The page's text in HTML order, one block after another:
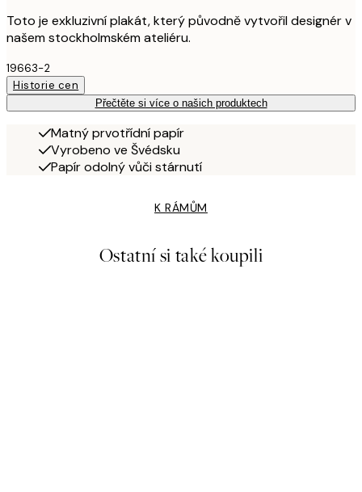
Toto je exkluzivní plakát, který původně vytvořil designér v
našem stockholmském ateliéru.
19663-2
Historie cen
Přečtěte si více o našich produktech
Matný prvotřídní papír
Vyrobeno ve Švédsku
Papír odolný vůči stárnutí
K RÁMŮM
Ostatní si také koupili